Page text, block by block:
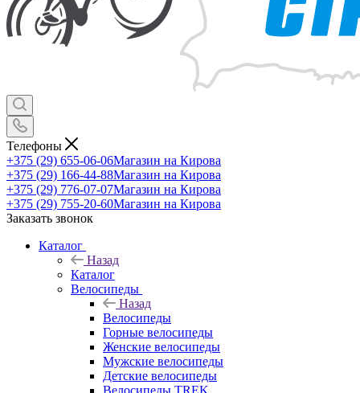
Телефоны
+375 (29) 655-06-06Магазин на Кирова
+375 (29) 166-44-88Магазин на Кирова
+375 (29) 776-07-07Магазин на Кирова
+375 (29) 755-20-60Магазин на Кирова
Заказать звонок
Каталог
Назад
Каталог
Велосипеды
Назад
Велосипеды
Горные велосипеды
Женские велосипеды
Мужские велосипеды
Детские велосипеды
Велосипеды TREK